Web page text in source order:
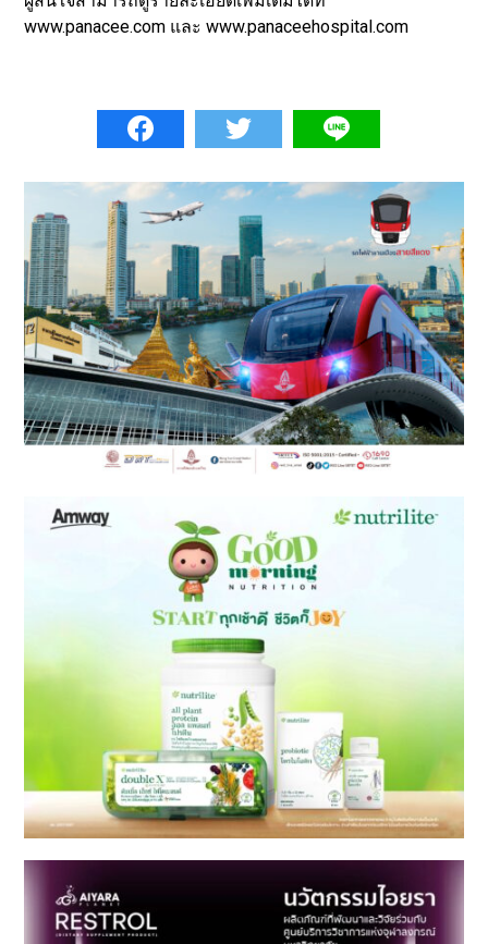
www.panacee.com และ www.panaceehospital.com